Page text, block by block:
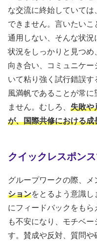
な交流に終始していて
できません。言いたい
通用しない、そんな状
状況をしっかりと見つめ
向き合い、コミュニケ
いて粘り強く試行錯誤
風満帆であることが常
ません。むしろ、 失敗や
が、国際共修における成
クイックレスポン
グループワークの際、
ションをとるよう意識
にフィードバックをも
も不安になり、モチベ
す。賛成や反対、質問